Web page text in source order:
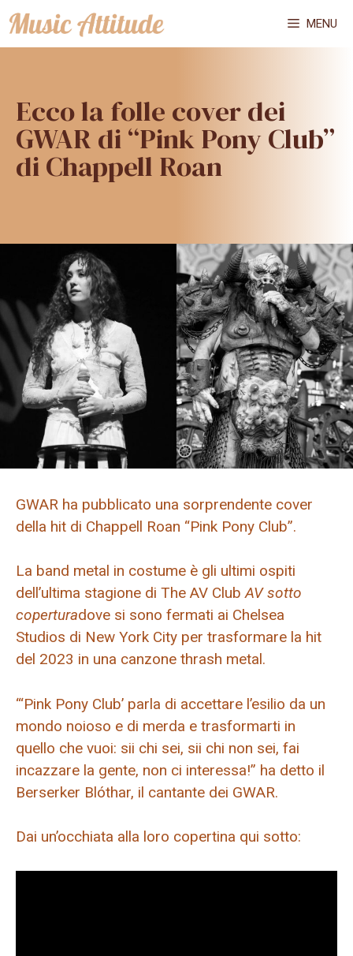
Vai
al
MENU
Ecco la folle cover dei
GWAR di “Pink Pony Club”
di Chappell Roan
GWAR ha pubblicato una sorprendente cover
della hit di Chappell Roan “Pink Pony Club”.
La band metal in costume è gli ultimi ospiti
dell’ultima stagione di The AV ClubAV sotto
coperturadove si sono fermati ai Chelsea
Studios di New York City per trasformare la hit
del 2023 in una canzone thrash metal.
“‘Pink Pony Club’ parla di accettare l’esilio da un
mondo noioso e di merda e trasformarti in
quello che vuoi: sii chi sei, sii chi non sei, fai
incazzare la gente, non ci interessa!” ha detto il
Berserker Blóthar, il cantante dei GWAR.
Dai un’occhiata alla loro copertina qui sotto: